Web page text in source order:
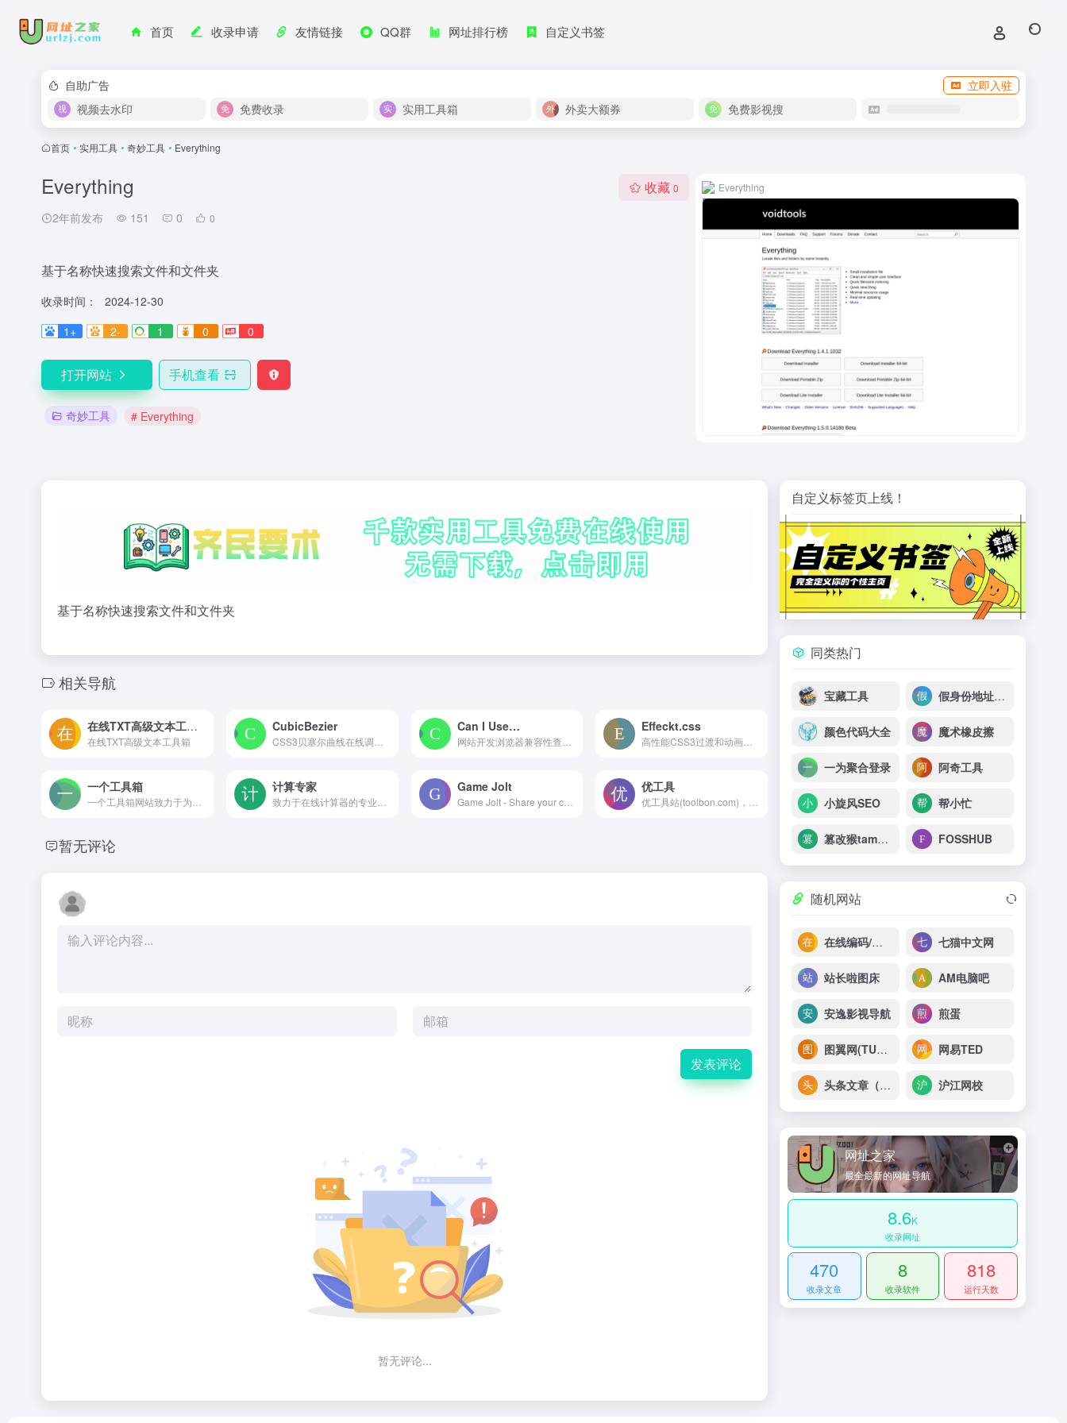
首页 收录申请 友情链接 QQ群 网址排行榜 自定义书签
自助广告
立即入驻
视频去水印
免费收录 实用工具箱 外卖大额券 免费影视搜
首页 • 实用工具 • 奇妙工具 • Everything
Everything
2年前发布 151 0 0
收藏 0
基于名称快速搜索文件和文件夹
收录时间：
2024-12-30
1+
2- 1 0 0
打开网站 手机查看
奇妙工具 # Everything
Everything
基于名称快速搜索文件和文件夹
相关导航
在线TXT高级文本工具箱
在线TXT高级文本工具箱
CubicBezier Can I Use… Effeckt.css
一个工具箱 计算专家 Game Jolt
Game Jolt - Share your creations
优工具
暂无评论
发表评论
暂无评论...
自定义标签页上线！
同类热门
宝藏工具 假身份地址生成器
颜色代码大全 魔术橡皮擦
一为聚合登录 阿奇工具
小旋风SEO 帮小忙
篡改猴tampermonkey FOSSHUB
随机网站
在线编码/解码工具 七猫中文网
站长啦图床 AM电脑吧
安逸影视导航 煎蛋
图翼网(TUYIYI.COM) 网易TED
头条文章（新浪看点号） 沪江网校
网址之家
最全最新的网址导航
8.6K
收录网址
470
收录文章
8
收录软件
818
运行天数